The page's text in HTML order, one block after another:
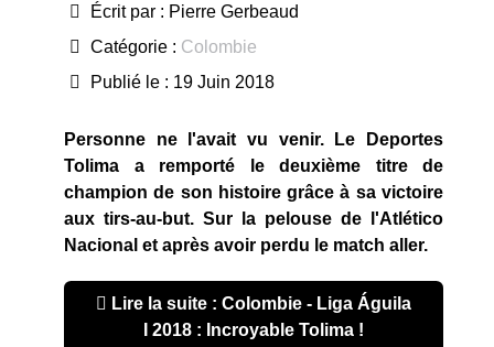
Écrit par : Pierre Gerbeaud
Catégorie : Colombie
Publié le : 19 Juin 2018
Personne ne l'avait vu venir. Le Deportes
Tolima a remporté le deuxième titre de
champion de son histoire grâce à sa victoire
aux tirs-au-but. Sur la pelouse de l'Atlético
Nacional et après avoir perdu le match aller.
Lire la suite : Colombie - Liga Águila
I 2018 : Incroyable Tolima !